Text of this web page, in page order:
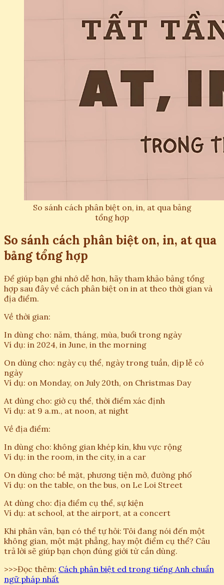
So sánh cách phân biệt on, in, at qua bảng
tổng hợp
So sánh cách phân biệt on, in, at qua
bảng tổng hợp
Để giúp bạn ghi nhớ dễ hơn, hãy tham khảo bảng tổng
hợp sau đây về cách phân biệt on in at theo thời gian và
địa điểm.
Về thời gian:
In dùng cho: năm, tháng, mùa, buổi trong ngày
Ví dụ: in 2024, in June, in the morning
On dùng cho: ngày cụ thể, ngày trong tuần, dịp lễ có
ngày
Ví dụ: on Monday, on July 20th, on Christmas Day
At dùng cho: giờ cụ thể, thời điểm xác định
Ví dụ: at 9 a.m., at noon, at night
Về địa điểm:
In dùng cho: không gian khép kín, khu vực rộng
Ví dụ: in the room, in the city, in a car
On dùng cho: bề mặt, phương tiện mở, đường phố
Ví dụ: on the table, on the bus, on Le Loi Street
At dùng cho: địa điểm cụ thể, sự kiện
Ví dụ: at school, at the airport, at a concert
Khi phân vân, bạn có thể tự hỏi: Tôi đang nói đến một
không gian, một mặt phẳng, hay một điểm cụ thể? Câu
trả lời sẽ giúp bạn chọn đúng giới từ cần dùng.
>>>Đọc thêm: Cách phân biệt ed trong tiếng Anh chuẩn
ngữ pháp nhất